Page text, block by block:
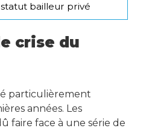
bailleur privé
crise du
particulièrement
années. Les
faire face à une série de